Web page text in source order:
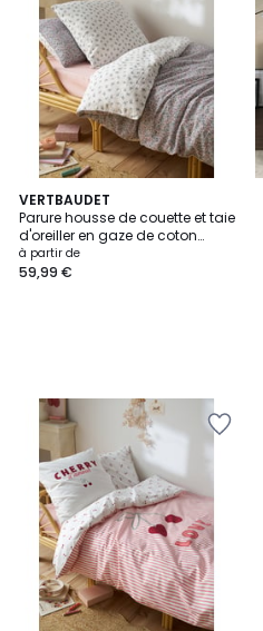
VERTBAUDET
Parure housse de couette et taie
d'oreiller en gaze de coton
RETRO FLOWERS, avec coton
recyclé
à partir de
59,99 €